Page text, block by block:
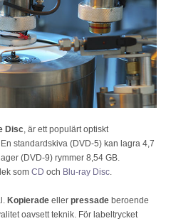
Disc, är ett populärt optiskt
standardskiva (DVD-5) kan lagra 4,7
(DVD-9) rymmer 8,54 GB.
som CD och Blu-ray Disc.
Kopierade eller pressade beroende
oavsett teknik. För labeltrycket